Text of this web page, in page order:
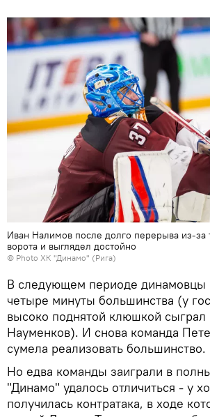
Иван Налимов после долго перерыва из-за
ворота и выглядел достойно
© Photo ХК "Динамо" (Рига)
В следующем периоде динамовцы
четыре минуты большинства (у
высоко поднятой клюшкой
Науменков). И снова команда
сумела реализовать большинство.
Но едва команды заиграли в
"Динамо" удалось отличиться - у
получилась контратака, в ходе